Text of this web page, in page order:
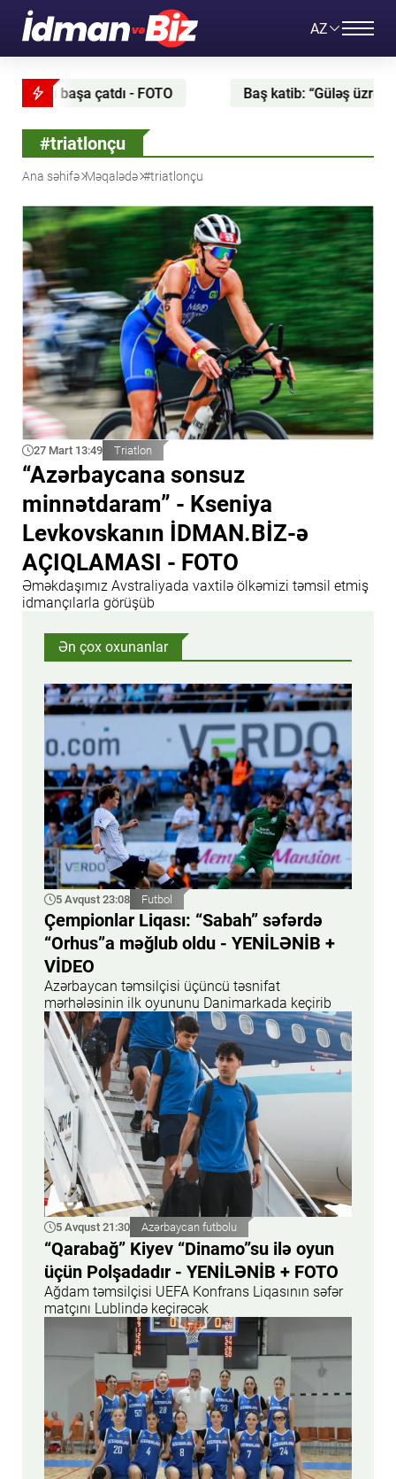
AZ
başa çatdı - FOTO Baş katib: “Güləş üzrə dünya
#triatlonçu
Ana səhifə Məqalədə #triatlonçu
27 Mart 13:49 Triatlon
“Azərbaycana sonsuz
minnətdaram” - Kseniya
Levkovskanın İDMAN.BİZ-ə
AÇIQLAMASI - FOTO
Əməkdaşımız Avstraliyada vaxtilə ölkəmizi təmsil etmiş
idmançılarla görüşüb
Ən çox oxunanlar
5 Avqust 23:08 Futbol
Çempionlar Liqası: “Sabah” səfərdə
“Orhus”a məğlub oldu - YENİLƏNİB +
VİDEO
Azərbaycan təmsilçisi üçüncü təsnifat
mərhələsinin ilk oyununu Danimarkada keçirib
5 Avqust 21:30 Azərbaycan futbolu
“Qarabağ” Kiyev “Dinamo”su ilə oyun
üçün Polşadadır - YENİLƏNİB + FOTO
Ağdam təmsilçisi UEFA Konfrans Liqasının səfər
matçını Lublində keçirəcək